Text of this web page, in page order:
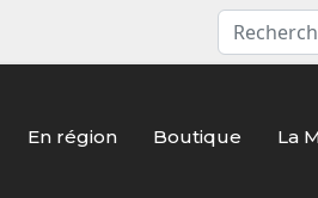
En région Boutique La